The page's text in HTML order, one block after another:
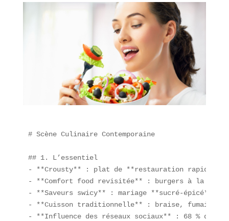
# Scène Culinaire Contemporaine
## 1. L’essentiel
- **Crousty** : plat de **restauration rapide**
- **Comfort food revisitée** : burgers à la
- **Saveurs swicy** : mariage **sucré-épicé**
- **Cuisson traditionnelle** : braise, fumaison
- **Influence des réseaux sociaux** : 68 % des